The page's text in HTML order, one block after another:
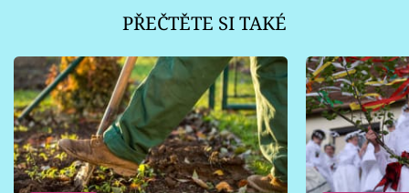
PŘEČTĚTE SI TAKÉ